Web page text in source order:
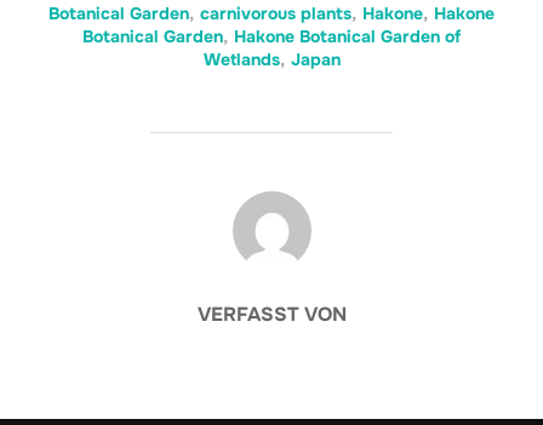
Botanical Garden, carnivorous plants, Hakone, Hakone
Botanical Garden, Hakone Botanical Garden of
Wetlands, Japan
BEITRAGSAUTOR
VERFASST VON